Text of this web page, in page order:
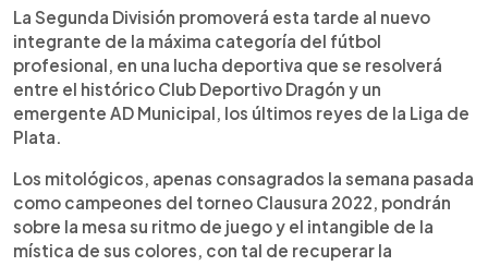
Escuchar artículo
La Segunda División promoverá esta tarde al nuevo
integrante de la máxima categoría del fútbol
profesional, en una lucha deportiva que se resolverá
entre el histórico Club Deportivo Dragón y un
emergente AD Municipal, los últimos reyes de la Liga de
Plata.
Los mitológicos, apenas consagrados la semana pasada
como campeones del torneo Clausura 2022, pondrán
sobre la mesa su ritmo de juego y el intangible de la
mística de sus colores, con tal de recuperar la